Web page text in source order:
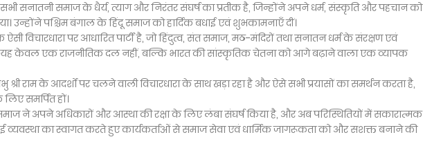
सभी सनातनी समाज के धैर्य, त्याग और निरंतर संघर्ष का प्रतीक है, जिन्होंने अपने धर्म, संस्कृति और पहचान को
उन्होंने पश्चिम बंगाल के हिंदू समाज को हार्दिक बधाई एवं शुभकामनाएँ दीं।
विचारधारा पर आधारित पार्टी है, जो हिंदुत्व, संत समाज, मठ-मंदिरों तथा सनातन धर्म के संरक्षण एवं
यह केवल एक राजनीतिक दल नहीं, बल्कि भारत की सांस्कृतिक चेतना को आगे बढ़ाने वाला एक व्यापक
राम के आदर्शों पर चलने वाली विचारधारा के साथ खड़ा रहा है और ऐसे सभी प्रयासों का समर्थन करता है,
समर्पित हों।
ने अपने अधिकारों और आस्था की रक्षा के लिए लंबा संघर्ष किया है, और अब परिस्थितियों में सकारात्मक
व्यवस्था का स्वागत करते हुए कार्यकर्ताओं से समाज सेवा एवं धार्मिक जागरूकता को और सशक्त बनाने की